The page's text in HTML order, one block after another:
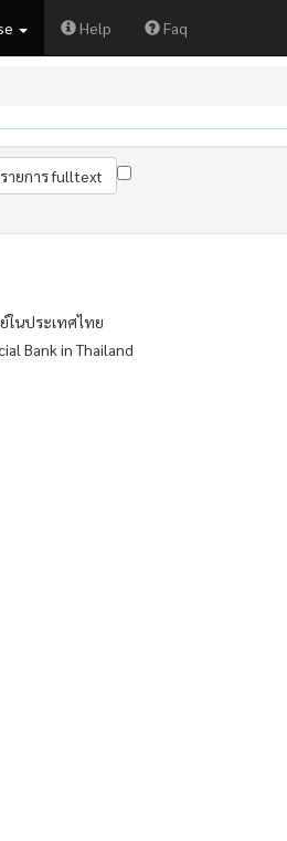
Help Faq
ในประเทศไทย
Bank in Thailand